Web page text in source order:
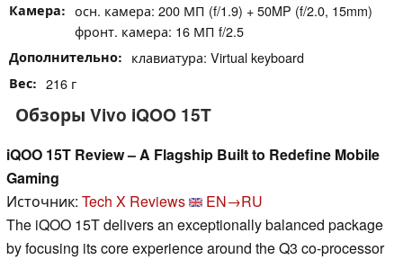
Камера
осн. камера: 200 МП (f/1.9) + 50MP (f/2.0, 15mm)
фронт. камера: 16 МП f/2.5
Дополнительно клавиатура: Virtual keyboard
Вес 216 г
Обзоры Vivo iQOO 15T
iQOO 15T Review – A Flagship Built to Redefine Mobile
Gaming
Источник: Tech X Reviews
EN→RU
The iQOO 15T delivers an exceptionally balanced package
by focusing its core experience around the Q3 co-processor